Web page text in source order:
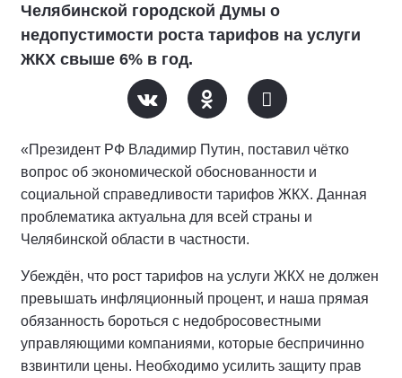
Челябинской городской Думы о
недопустимости роста тарифов на услуги
ЖКХ свыше 6% в год.
«Президент РФ Владимир Путин, поставил чётко
вопрос об экономической обоснованности и
социальной справедливости тарифов ЖКХ. Данная
проблематика актуальна для всей страны и
Челябинской области в частности.
Убеждён, что рост тарифов на услуги ЖКХ не должен
превышать инфляционный процент, и наша прямая
обязанность бороться с недобросовестными
управляющими компаниями, которые беспричинно
взвинтили цены. Необходимо усилить защиту прав